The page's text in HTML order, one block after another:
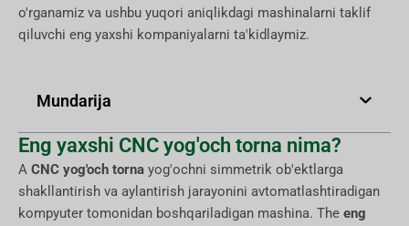
o'rganamiz va ushbu yuqori aniqlikdagi mashinalarni taklif
qiluvchi eng yaxshi kompaniyalarni ta'kidlaymiz.
Mundarija
Eng yaxshi CNC yog'och torna nima?
A CNC yog'och torna yog'ochni simmetrik ob'ektlarga
shakllantirish va aylantirish jarayonini avtomatlashtiradigan
kompyuter tomonidan boshqariladigan mashina. The eng